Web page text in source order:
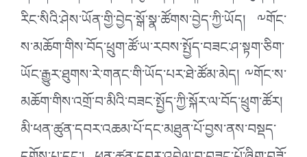
རིང་སིའི་ཤེས་ཡོན་གྱི་བྱེད་སྒོ་སྣ་ཚོགས་བྱེད་ཀྱི་ཡོད། ༸གོང་
ས་མཆོག་གིས་བོད་ཕྲུག་ཚོ་ཡ་རབས་སྤྱོད་བཟང་ཤ་སྟག་ཅིག་
ཡོང་རྒྱུར་ཐུགས་རེ་གནང་གི་ཡོད་པར་ཐེ་ཚོམ་མེད། ༸གོང་ས་
མཆོག་གིས་འགྲོ་བ་མིའི་བཟང་སྤྱོད་ཀྱི་སྐོར་ལ་བོད་ཕྲུག་ཚོར།
མི་ཕན་ཚུན་དབར་འཆམ་པོ་དང་མཐུན་པོ་བྱས་ནས་བསྡད་